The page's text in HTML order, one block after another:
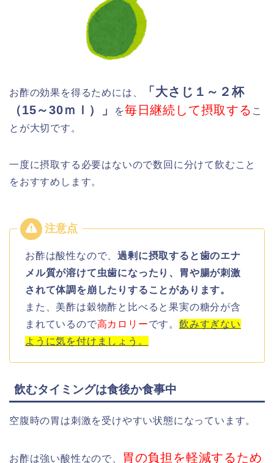
お酢の効果を得るためには、
「大さじ１～２杯
（15～30ｍｌ）」
を毎日継続して摂取する こ
とが大切です。
一度に摂取する必要はないので数回に分けて飲むこと
をおすすめします。
お酢は酸性なので、過剰に摂取すると歯のエナ
メル質が溶けて虫歯になったり、胃や腸が刺激
されて体調を崩したりすることがあります。
また、美酢は穀物酢と比べると果実の糖分が含
まれているので高カロリーです。飲みすぎない
ように気を付けましょう。
飲むタイミングは食後か食事中
空腹時の胃は刺激を受けやすい状態になっています。
お酢は強い酸性なので、 胃の負担を軽減するため